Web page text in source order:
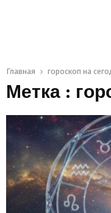
Главная гороскоп на
Метка :